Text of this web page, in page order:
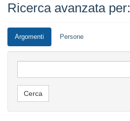
Ricerca avanzata per:
Argomenti Persone